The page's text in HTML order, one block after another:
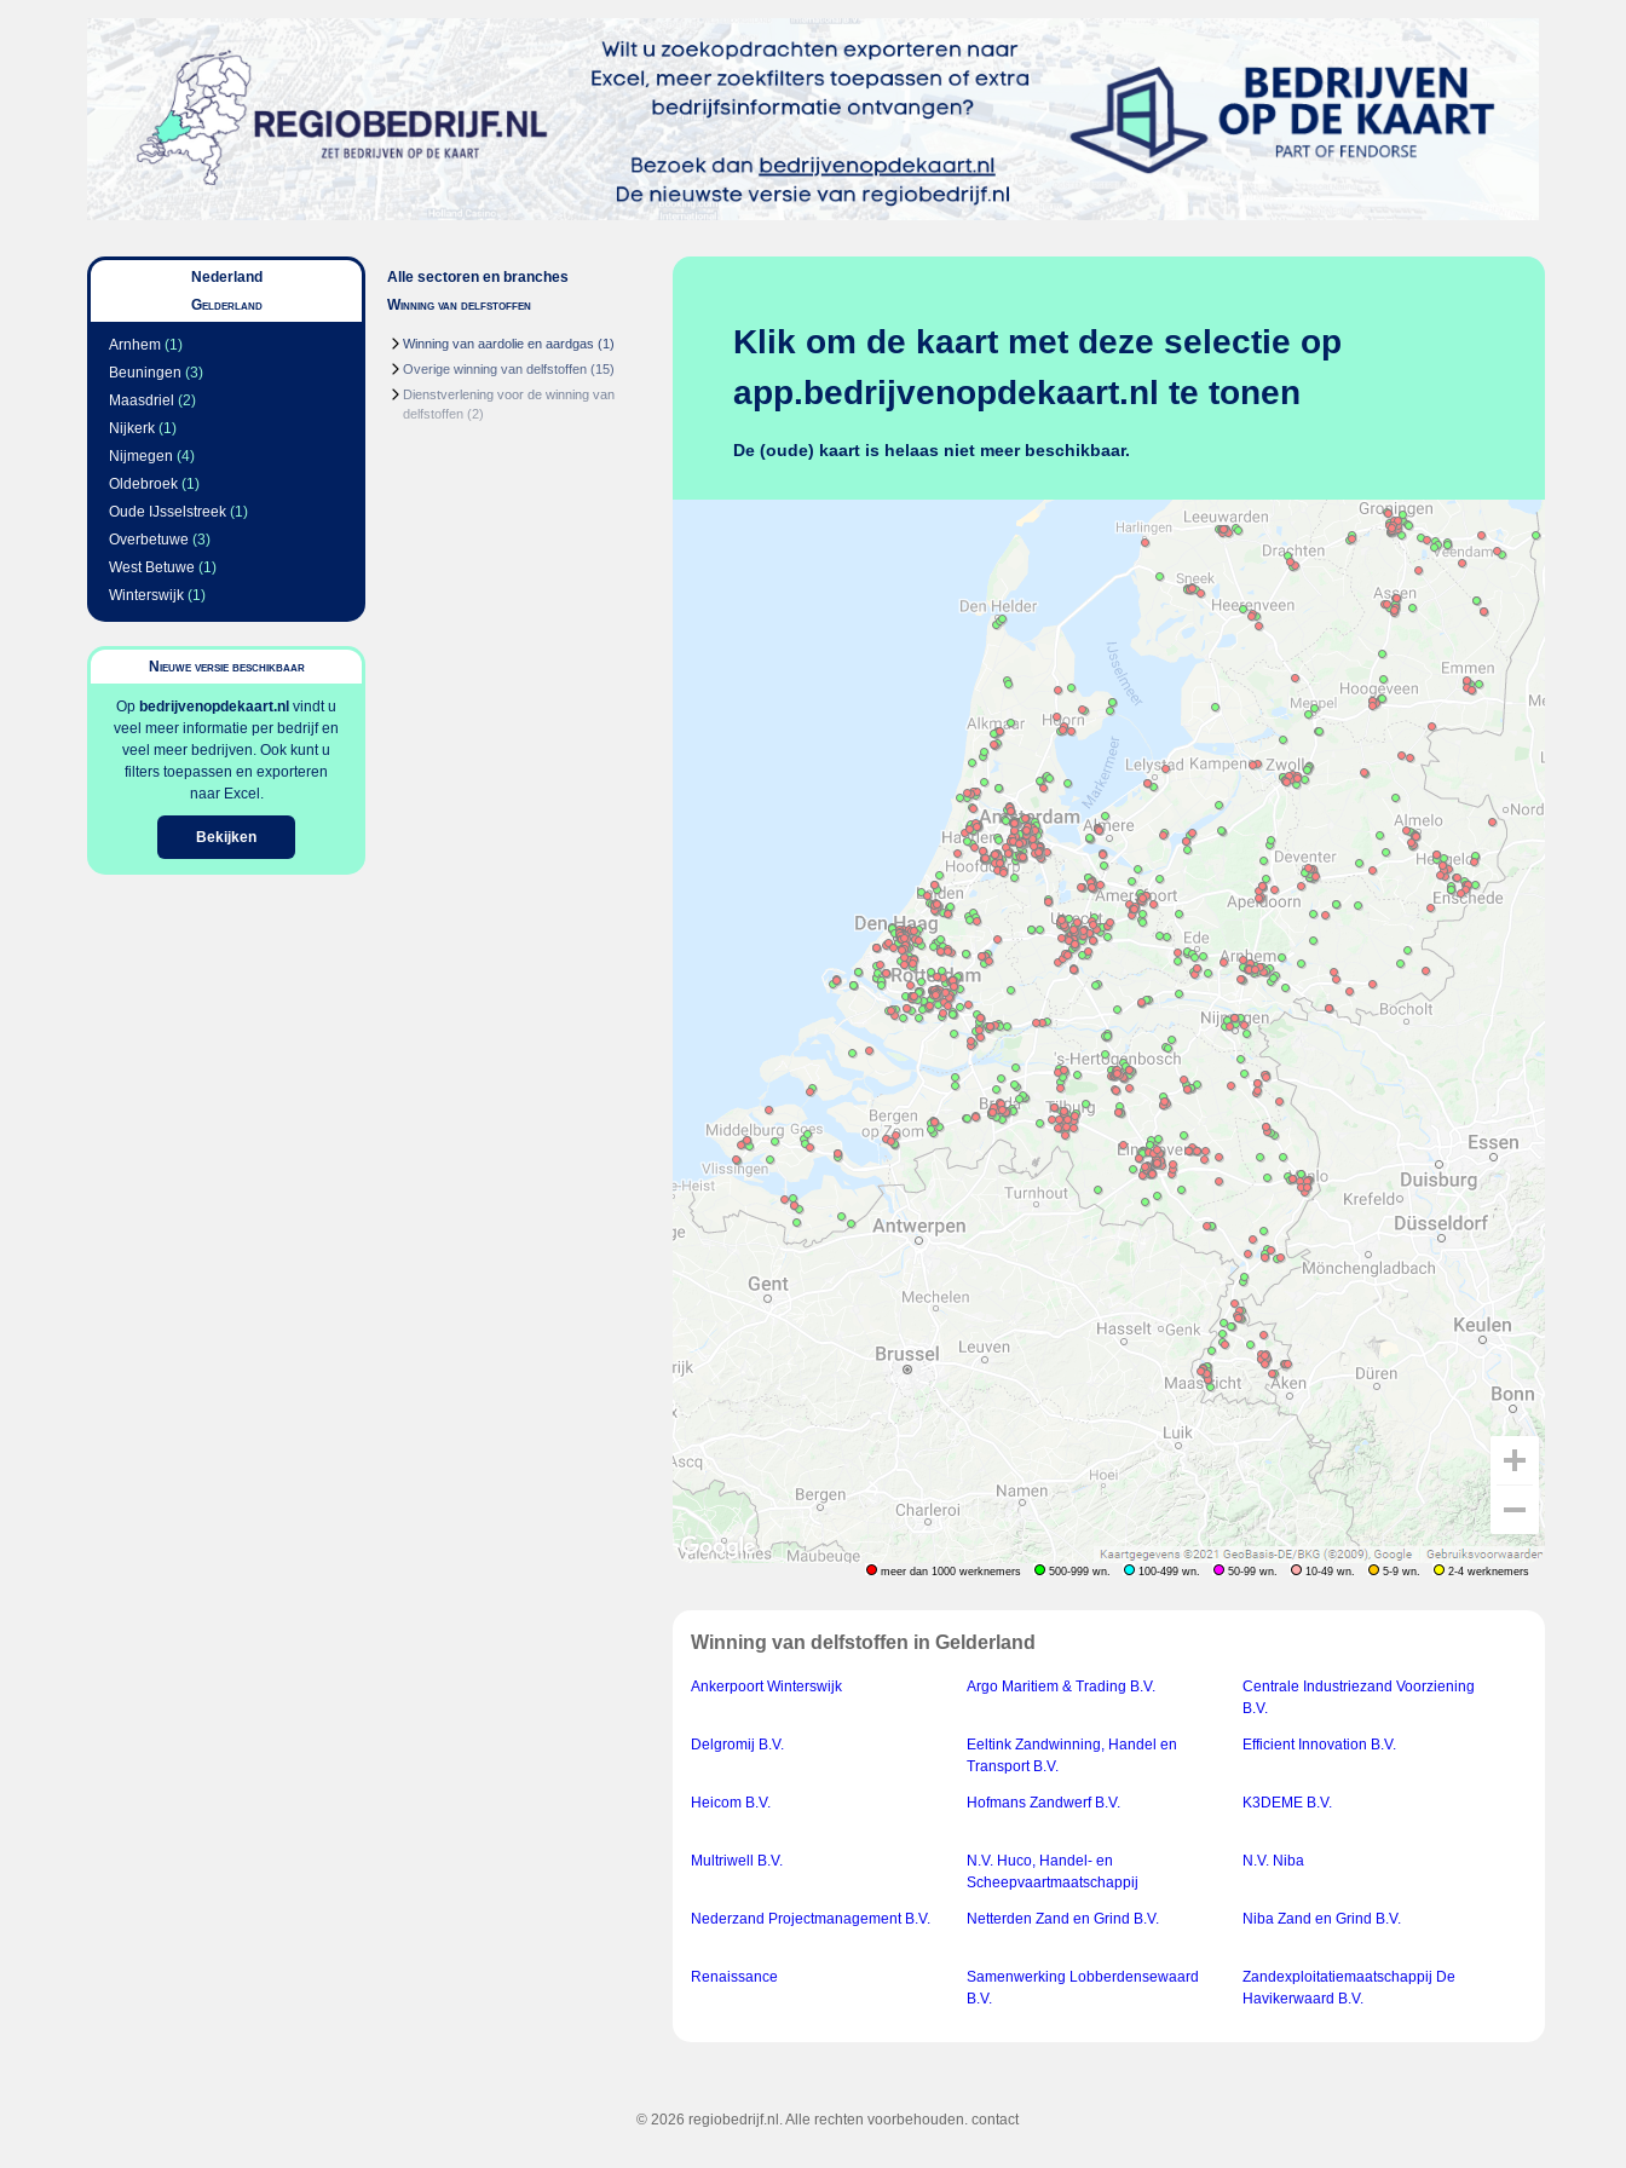
Nederland
Gelderland
Arnhem (1)
Beuningen (3)
Maasdriel (2)
Nijkerk (1)
Nijmegen (4)
Oldebroek (1)
Oude IJsselstreek (1)
Overbetuwe (3)
West Betuwe (1)
Winterswijk (1)
Nieuwe versie beschikbaar
Op bedrijvenopdekaart.nl vindt u
veel meer informatie per bedrijf en
veel meer bedrijven. Ook kunt u
filters toepassen en exporteren
naar Excel.
Bekijken
Alle sectoren en branches
Winning van delfstoffen
Winning van aardolie en aardgas (1)
Overige winning van delfstoffen (15)
Dienstverlening voor de winning van
delfstoffen (2)
Klik om de kaart met deze selectie op
app.bedrijvenopdekaart.nl te tonen
De (oude) kaart is helaas niet meer beschikbaar.
meer dan 1000 werknemers 500-999 wn. 100-499 wn. 50-99 wn. 10-49 wn. 5-9 wn. 2-4 werknemers
Winning van delfstoffen in Gelderland
Ankerpoort Winterswijk Argo Maritiem & Trading B.V.
Centrale Industriezand Voorziening
B.V.
Delgromij B.V.
Eeltink Zandwinning, Handel en
Transport B.V.
Efficient Innovation B.V.
Heicom B.V. Hofmans Zandwerf B.V. K3DEME B.V.
Multriwell B.V.
N.V. Huco, Handel- en
Scheepvaartmaatschappij
N.V. Niba
Nederzand Projectmanagement B.V. Netterden Zand en Grind B.V. Niba Zand en Grind B.V.
Renaissance
Samenwerking Lobberdensewaard
B.V.
Zandexploitatiemaatschappij De
Havikerwaard B.V.
© 2026 regiobedrijf.nl. Alle rechten voorbehouden.contact